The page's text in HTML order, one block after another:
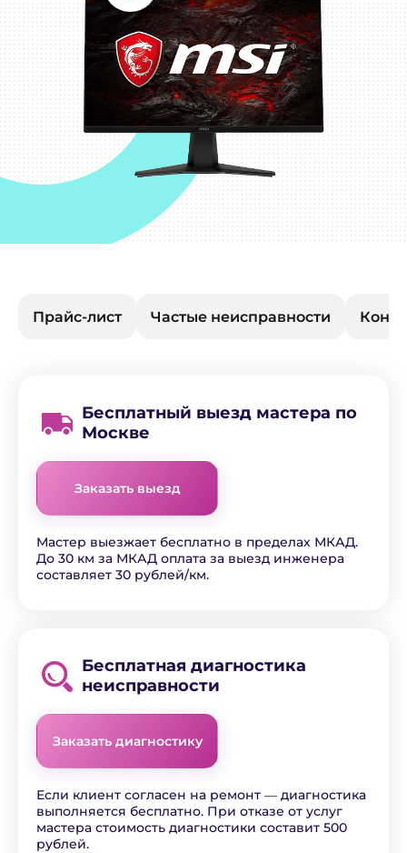
Прайс-лист Частые неисправности
Бесплатный выезд мастера по
Москве
Заказать выезд
Мастер выезжает бесплатно в пределах МКАД.
До 30 км за МКАД оплата за выезд инженера
составляет 30 рублей/км.
Бесплатная диагностика
неисправности
Заказать диагностику
Если клиент согласен на ремонт ― диагностика
выполняется бесплатно. При отказе от услуг
мастера стоимость диагностики составит 500
рублей.